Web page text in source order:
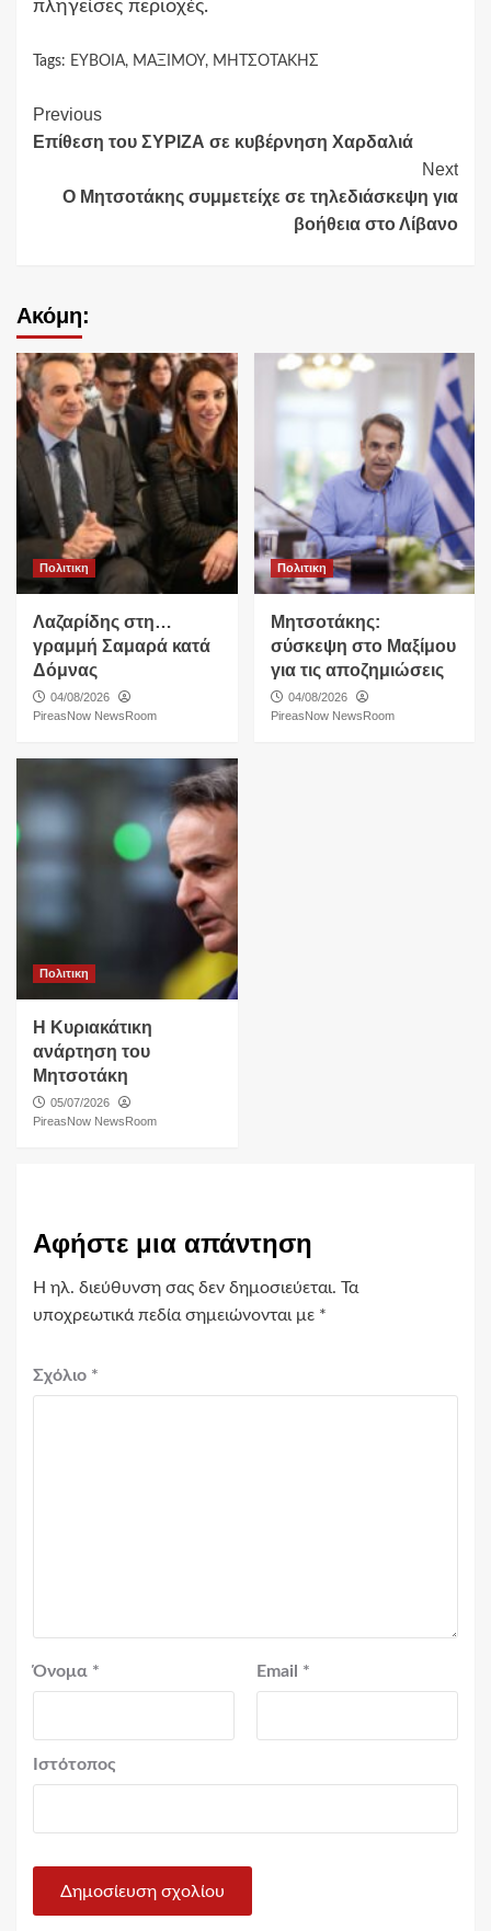
πληγείσες περιοχές.
Tags: ΕΥΒΟΙΑ, ΜΑΞΙΜΟΥ, ΜΗΤΣΟΤΑΚΗΣ
Continue
Reading
Previous
Επίθεση του ΣΥΡΙΖΑ σε κυβέρνηση Χαρδαλιά
Next
Ο Μητσοτάκης συμμετείχε σε τηλεδιάσκεψη για
βοήθεια στο Λίβανο
Ακόμη:
Πολιτικη
Λαζαρίδης στη…
γραμμή Σαμαρά κατά
Δόμνας
04/08/2026
PireasNow NewsRoom
Πολιτικη
Μητσοτάκης:
σύσκεψη στο Μαξίμου
για τις αποζημιώσεις
04/08/2026
PireasNow NewsRoom
Πολιτικη
Η Κυριακάτικη
ανάρτηση του
Μητσοτάκη
05/07/2026
PireasNow NewsRoom
Αφήστε μια απάντηση
Η ηλ. διεύθυνση σας δεν δημοσιεύεται. Τα
υποχρεωτικά πεδία σημειώνονται με *
Σχόλιο *
Όνομα * Email *
Ιστότοπος